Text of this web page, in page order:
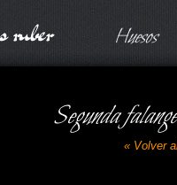
ruber Huesos
Segunda
« Volver